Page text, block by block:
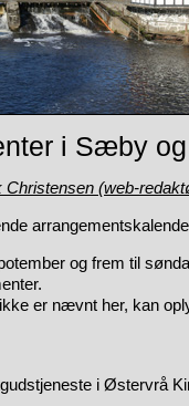
i Sæby
Christensen (web-
og frem til
er nævnt her, kan
i Østervrå